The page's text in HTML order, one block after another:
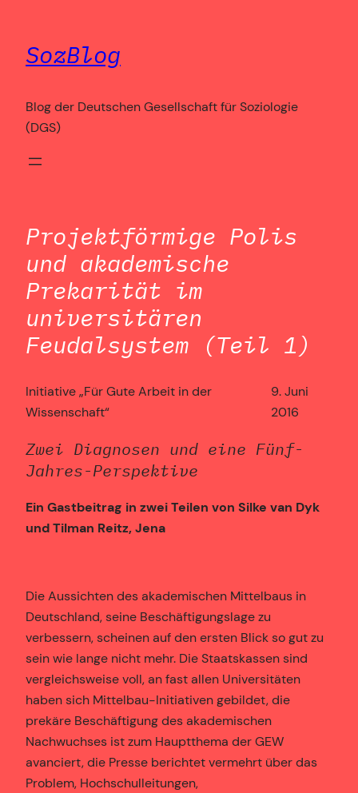
springen
SozBlog
Blog der Deutschen Gesellschaft für Soziologie
(DGS)
Projektförmige Polis
und akademische
Prekarität im
universitären
Feudalsystem (Teil 1)
Initiative „Für Gute Arbeit in der
Wissenschaft“
9. Juni
2016
Zwei Diagnosen und eine Fünf-
Jahres-Perspektive
Ein Gastbeitrag in zwei Teilen von Silke van Dyk
und Tilman Reitz, Jena
Die Aussichten des akademischen Mittelbaus in
Deutschland, seine Beschäftigungslage zu
verbessern, scheinen auf den ersten Blick so gut zu
sein wie lange nicht mehr. Die Staatskassen sind
vergleichsweise voll, an fast allen Universitäten
haben sich Mittelbau-Initiativen gebildet, die
prekäre Beschäftigung des akademischen
Nachwuchses ist zum Hauptthema der GEW
avanciert, die Presse berichtet vermehrt über das
Problem, Hochschulleitungen,